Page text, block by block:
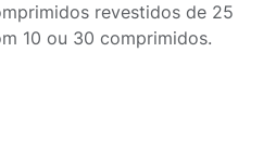
revestidos de 25
10 ou 30 comprimidos.